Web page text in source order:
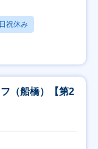
祝休み
（船橋）【第2